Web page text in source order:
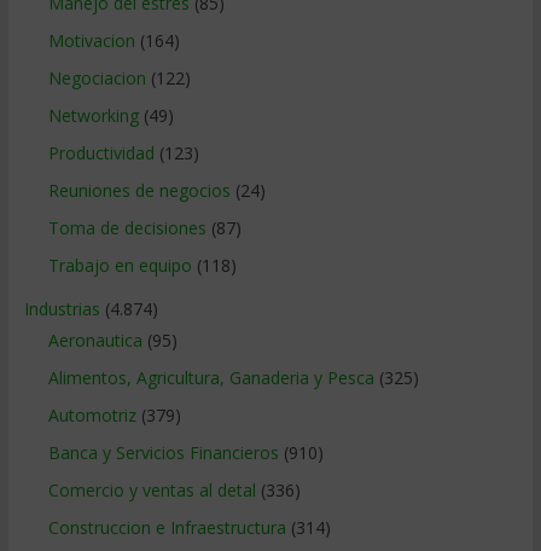
Motivacion (164)
Negociacion (122)
Networking(49)
Productividad (123)
Reuniones de negocios (24)
Toma de decisiones (87)
Trabajo en equipo (118)
Industrias (4.874)
Aeronautica (95)
Alimentos, Agricultura, Ganaderia y Pesca (325)
Automotriz(379)
Banca y Servicios Financieros (910)
Comercio y ventas al detal (336)
Construccion e Infraestructura (314)